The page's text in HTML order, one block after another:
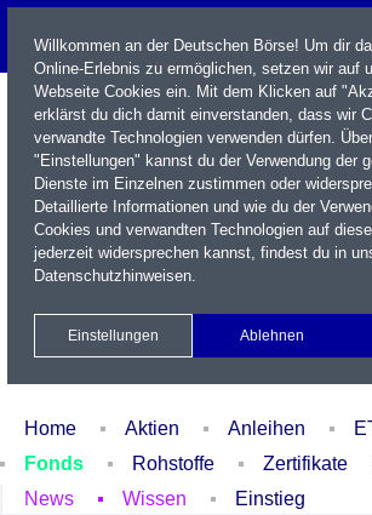
Name / WKN / ISIN / Kürzel
Xetra Realtime
Watchlist Portfolio
Home Aktien Anleihen
Fonds
Rohstoffe Zertifikate
News
Wissen Einstieg
Willkommen an der Deutschen Börse! Um dir
Online-Erlebnis zu ermöglichen, setzen wir auf
Webseite Cookies ein. Mit dem Klicken auf
erklärst du dich damit einverstanden, dass wir
verwandte Technologien verwenden dürfen.
"Einstellungen" kannst du der Verwendung der
Dienste im Einzelnen zustimmen oder
Detaillierte Informationen und wie du der
Cookies und verwandten Technologien auf
jederzeit widersprechen kannst, findest du in
Datenschutzhinweisen.
Einstellungen Ablehnen